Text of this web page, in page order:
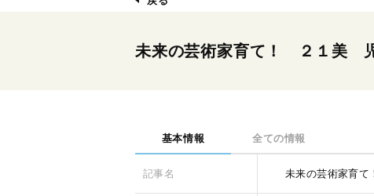
未来の芸術家育て！ ２１美
基本情報 全ての情報
記事名 未来の芸術家育